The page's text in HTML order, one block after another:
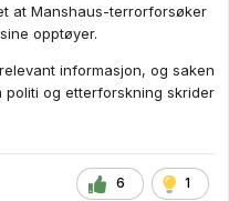
at Manshaus-terrorforsøker
opptøyer.
informasjon, og saken
og etterforskning skrider
6 1